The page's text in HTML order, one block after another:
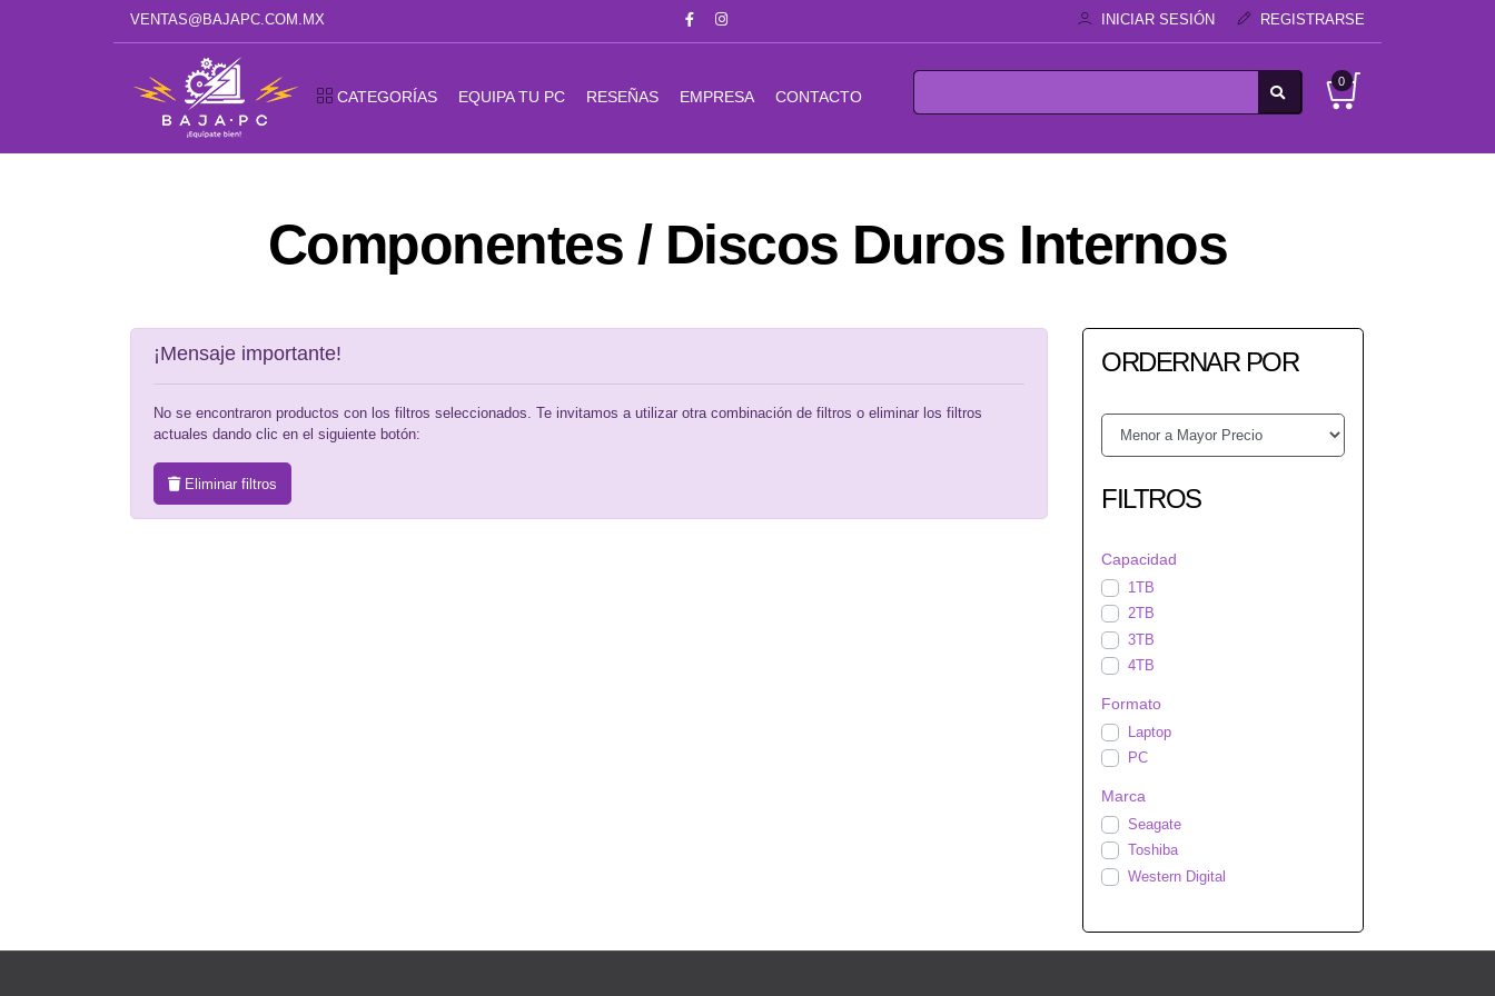
VENTAS@BAJAPC.COM.MX INICIAR SESIÓN REGISTRARSE
CATEGORÍAS EQUIPA TU PC RESEÑAS EMPRESA CONTACTO
0
Componentes / Discos Duros Internos
¡Mensaje importante!
No se encontraron productos con los filtros seleccionados. Te invitamos a utilizar otra combinación de filtros o eliminar los filtros
actuales dando clic en el siguiente botón:
Eliminar filtros
ORDERNAR POR
FILTROS
Capacidad
1TB
2TB
3TB
4TB
Formato
Laptop
PC
Marca
Seagate
Toshiba
Western Digital